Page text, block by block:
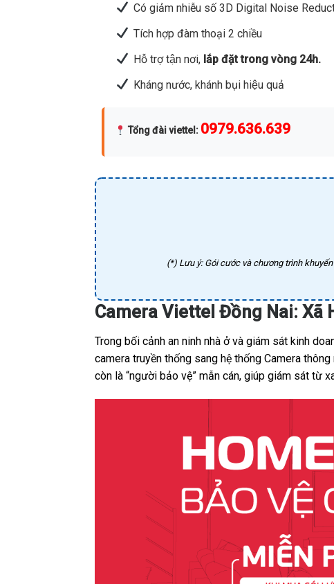
Có giảm nhiễu số 3D Digital Noise
Tích hợp đàm thoại 2 chiều
Hỗ trợ tận nơi,lắp đặt trong vòng 24h.
Kháng nước, khánh bụi hiệu quả
Tổng đài viettel : 0979.636.639
(*) Lưu ý: Gói cước và chương trình
Camera Viettel Đồng Nai: Xã
Trong bối cảnh an ninh nhà ở và giám sát kinh
camera truyền thống sang hệ thống Camera
còn là “người bảo vệ” mẫn cán, giúp giám sát từ